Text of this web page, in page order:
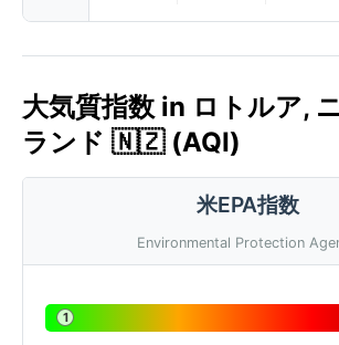
大気質指数 in ロトルア,
ランド 🇳🇿 (AQI)
米EPA指数
Environmental Protection
1